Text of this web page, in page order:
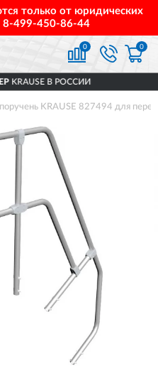
только от юридических
8-499-450-86-44
0 0
РОССИИ
KRAUSE 827494 для